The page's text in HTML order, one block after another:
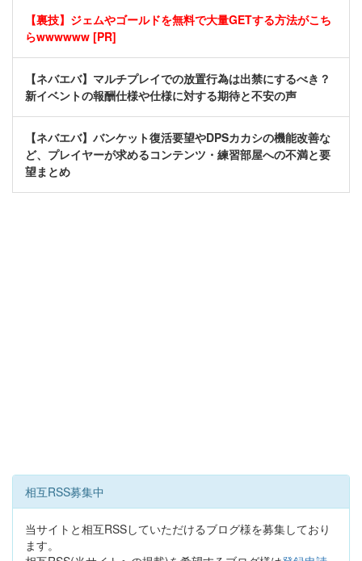
【裏技】ジェムやゴールドを無料で大量GETする方法がこち
らwwwwww [PR]
【ネバエバ】マルチプレイでの放置行為は出禁にするべき？
新イベントの報酬仕様や仕様に対する期待と不安の声
【ネバエバ】バンケット復活要望やDPSカカシの機能改善な
ど、プレイヤーが求めるコンテンツ・練習部屋への不満と要
望まとめ
相互RSS募集中
当サイトと相互RSSしていただけるブログ様を募集しており
ます。